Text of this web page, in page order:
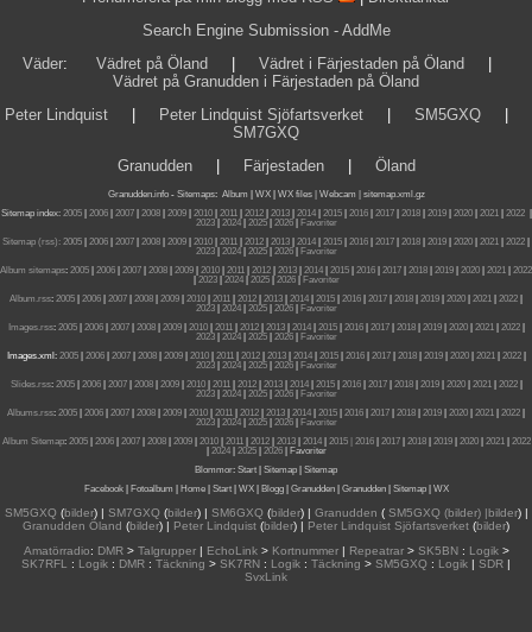
Search Engine Submission - AddMe
Väder: Vädret på Öland Vädret i Färjestaden på Öland
Vädret på Granudden i Färjestaden på Öland
Peter Lindquist
Peter Lindquist Sjöfartsverket SM5GXQ
SM7GXQ
Granudden| Färjestaden| Öland
Granudden.info- Sitemaps: Album WX WX files | Webcam |
sitemap.xml.gz
Sitemap index: 2005| 2006| 2007| 2008| 2009| 2010| 2011| 2012| 2013| 2014| 2015| 2016| 2017| 2018| 2019| 2020| 2021| 2022|
2023| 2024| 2025| 2026|
Favoriter
Sitemap (rss): 2005 2006 2007 2008 2009 2010 2011 2012 2013 2014 2015 2016 2017 2018 2019 2020 2021 2022
2023| 2024| 2025| 2026|
Favoriter
Album sitemaps: 2005 2006 2007 2008 2009 2010 2011 2012 2013 2014 2015 2016 2017 2018 2019 2020 2021
2022
2023| 2024| 2025| 2026|
Favoriter
Album.rss: 2005 2006 2007 2008 2009 2010 2011 2012 2013 2014 2015 2016 2017 2018 2019 2020 2021 2022
2023| 2024| 2025| 2026|
Favoriter
Images.rss: 2005| 2006| 2007| 2008| 2009| 2010| 2011| 2012| 2013| 2014| 2015| 2016| 2017| 2018| 2019| 2020| 2021| 2022|
2023| 2024| 2025| 2026|
Favoriter
Images.xml: 2005| 2006| 2007| 2008| 2009| 2010| 2011| 2012| 2013| 2014| 2015| 2016| 2017| 2018| 2019| 2020| 2021| 2022|
2023| 2024| 2025| 2026|
Favoriter
Slides.rss: 2005| 2006| 2007| 2008| 2009| 2010| 2011| 2012| 2013| 2014| 2015| 2016| 2017| 2018| 2019| 2020| 2021| 2022|
2023| 2024| 2025| 2026|
Favoriter
Albums.rss: 2005 2006 2007 2008 2009 2010 2011 2012 2013 2014 2015 2016 2017 2018 2019 2020 2021 2022
2023| 2024| 2025| 2026|
Favoriter
Album Sitemap: 2005| 2006| 2007| 2008| 2009| 2010| 2011| 2012| 2013| 2014| 2015 | 2016| 2017| 2018| 2019| 2020| 2021| 2022
2024| 2025| 2026|
Favoriter
Blommor: Start Sitemap
Sitemap
Facebook| Fotoalbum Home| Start| WX| Blogg| Granudden| Granudden| Sitemap| WX
SM5GXQ(bilder) | SM7GXQ(bilder) | SM6GXQ(bilder) | Granudden (SM5GXQ (bilder) |bilder) |
Granudden Öland (bilder) | Peter Lindquist (bilder) | Peter Lindquist Sjöfartsverket (bilder)
Amatörradio: DMR> Talgrupper| EchoLink> Kortnummer| Repeatrar> SK5BN: Logik>
SK7RFL
: Logik : DMR : Täckning > SK7RN : Logik : Täckning > SM5GXQ : Logik | SDR |
SvxLink